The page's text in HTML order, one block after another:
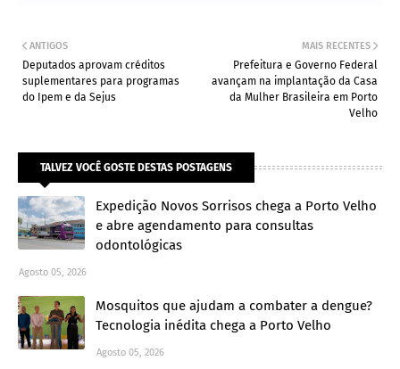
MAIS RECENTES
Prefeitura e Governo Federal
avançam na implantação da Casa
da Mulher Brasileira em Porto
Velho
ANTIGOS
Deputados aprovam créditos
suplementares para programas
do Ipem e da Sejus
TALVEZ VOCÊ GOSTE DESTAS POSTAGENS
Expedição Novos Sorrisos chega a Porto Velho
e abre agendamento para consultas
odontológicas
Agosto 05, 2026
Mosquitos que ajudam a combater a dengue?
Tecnologia inédita chega a Porto Velho
Agosto 05, 2026